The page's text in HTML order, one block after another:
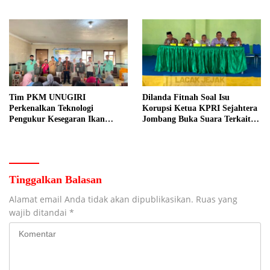
Tim PKM UNUGIRI
Perkenalkan Teknologi
Pengukur Kesegaran Ikan
Dilanda Fitnah Soal Isu
Korupsi Ketua KPRI Sejahtera
Jombang Buka Suara Terkait
Tinggalkan Balasan
Alamat email Anda tidak akan dipublikasikan. Ruas yang
wajib ditandai *